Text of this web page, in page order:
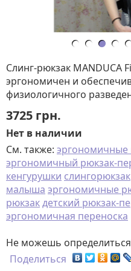
Слинг-рюкзак MANDUCA
эргономичен и
физиологичного
3725 грн.
Нет в наличии
См. также: эргономичные
эргономичный рюкзак-
кенгурушки слингорюкзак
малыша эргономичные
рюкзакдетский рюкзак-
эргономичная переноска
Не можешь
Поделиться